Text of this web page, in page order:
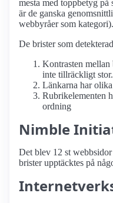
mesta med toppbetyg på
är de ganska
webbyråer som kategori).
De brister som
Kontrasten
inte tillräckligt stor.
Länkarna har
Rubrikelementen
ordning
Nimble
Det blev 12 st
brister upptäcktes på